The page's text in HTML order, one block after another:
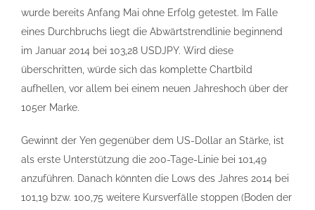
wurde bereits Anfang Mai ohne Erfolg getestet. Im Falle
eines Durchbruchs liegt die Abwärtstrendlinie beginnend
im Januar 2014 bei 103,28 USDJPY. Wird diese
überschritten, würde sich das komplette Chartbild
aufhellen, vor allem bei einem neuen Jahreshoch über der
105er Marke.
Gewinnt der Yen gegenüber dem US-Dollar an Stärke, ist
als erste Unterstützung die 200-Tage-Linie bei 101,49
anzuführen. Danach könnten die Lows des Jahres 2014 bei
101,19 bzw. 100,75 weitere Kursverfälle stoppen (Boden der